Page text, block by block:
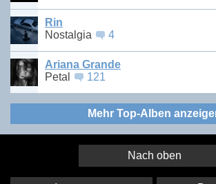
Rin
Nostalgia
4
Ariana Grande
Petal
121
Mehr Top-Alben
Nach oben